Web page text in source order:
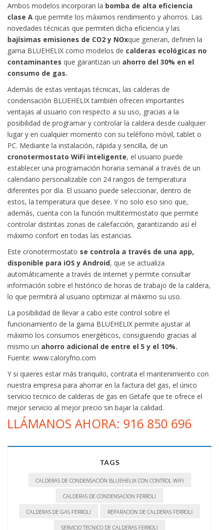
Ambos modelos incorporan la bomba de alta eficiencia
clase A que permite los máximos rendimiento y ahorros. Las
novedades técnicas que permiten dicha eficiencia y las
bajísimas emisiones de CO2y NOxque generan, definen la
gama BLUEHELIX como modelos de calderas ecológicas no
contaminantes que garantizan un ahorro del 30% en el
consumo de gas.
Además de estas ventajas técnicas, las calderas de
condensación BLUEHELIX también ofrecen importantes
ventajas al usuario con respecto a su uso, gracias a la
posibilidad de programar y controlar la caldera desde cualquier
lugar y en cualquier momento con su teléfono móvil, tablet o
PC. Mediante la instalación, rápida y sencilla, de un
cronotermostato WiFi inteligente, el usuario puede
establecer una programación horaria semanal a través de un
calendario personalizable con 24 rangos de temperatura
diferentes por día. El usuario puede seleccionar, dentro de
estos, la temperatura que desee. Y no solo eso sino que,
además, cuenta con la función multitermostato que permite
controlar distintas zonas de calefacción, garantizando así el
máximo confort en todas las estancias.
Este cronotermostato se controla a través de una app,
disponible para iOS y Android, que se actualiza
automáticamente a través de internet y permite consultar
información sobre el histórico de horas de trabajo de la caldera,
lo que permitirá al usuario optimizar al máximo su uso.
La posibilidad de llevar a cabo este control sobre el
funcionamiento de la gama BLUEHELIX permite ajustar al
máximo los consumos energéticos, consiguiendo gracias al
mismo un ahorro adicional de entre el 5 y el 10%.
Fuente: www.caloryfrio.com
Y si quieres estar más tranquilo, contrata el mantenimiento con
nuestra empresa para ahorrar en la factura del gas, el único
servicio tecnico de calderas de gas en Getafe que te ofrece el
mejor servicio al mejor precio sin bajar la calidad.
LLÁMANOS AHORA: 916 850 696
TAGS
CALDERAS DE CONDENSACIÓN BLUEHELIX CON CONTROL WIFI
CALDERAS DE CONDENSACION FERROLI
CALDERAS DE GAS FERROLI REPARACION DE CALDERAS FERROLI
SERVICIO TECNICO DE CALDERAS FERROLI